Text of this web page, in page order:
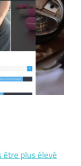
être plus élevé